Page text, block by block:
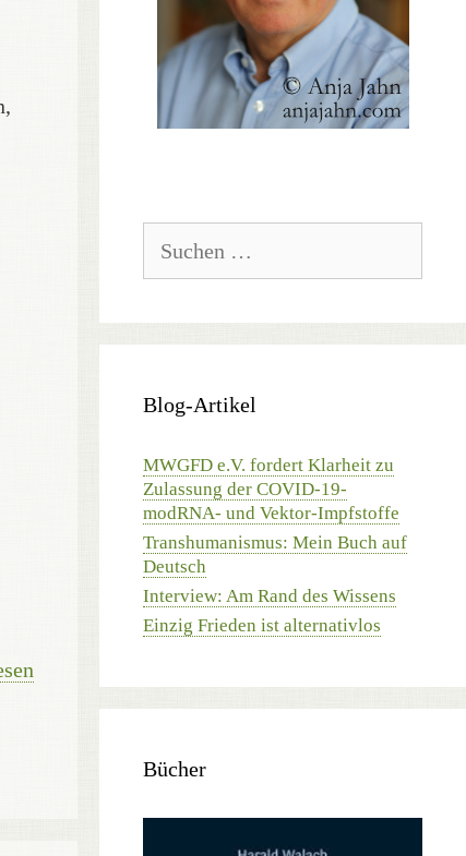
nach:
Blog-Artikel
MWGFD e.V. fordert Klarheit zu
Zulassung der COVID-19-
modRNA- und Vektor-Impfstoffe
Transhumanismus: Mein Buch auf
Deutsch
Interview: Am Rand des Wissens
Einzig Frieden ist alternativlos
Bücher